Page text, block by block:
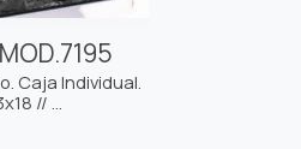
Caja Individual.
// ...